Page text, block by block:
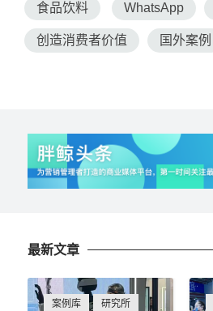
食品饮料 WhatsApp
创造消费者价值 国外案例
最新文章
案例库 研究所